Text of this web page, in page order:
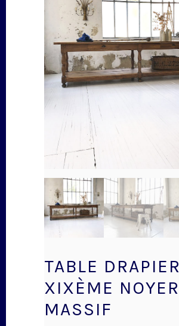
TABLE
XIXÈME NOYER
MASSIF